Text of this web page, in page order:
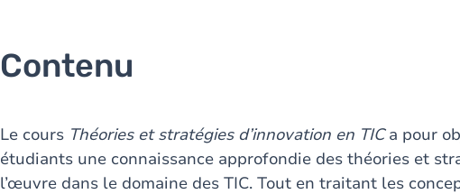
Contenu
Le cours Théories et stratégies d’innovation en TICa pour
étudiants une connaissance approfondie des théories et
l’œuvre dans le domaine des TIC. Tout en traitant les